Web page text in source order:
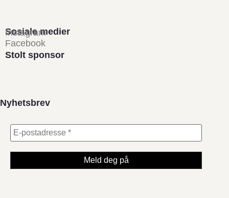
Sosiale medier
Instagram
Facebook
Stolt sponsor
Nyhetsbrev